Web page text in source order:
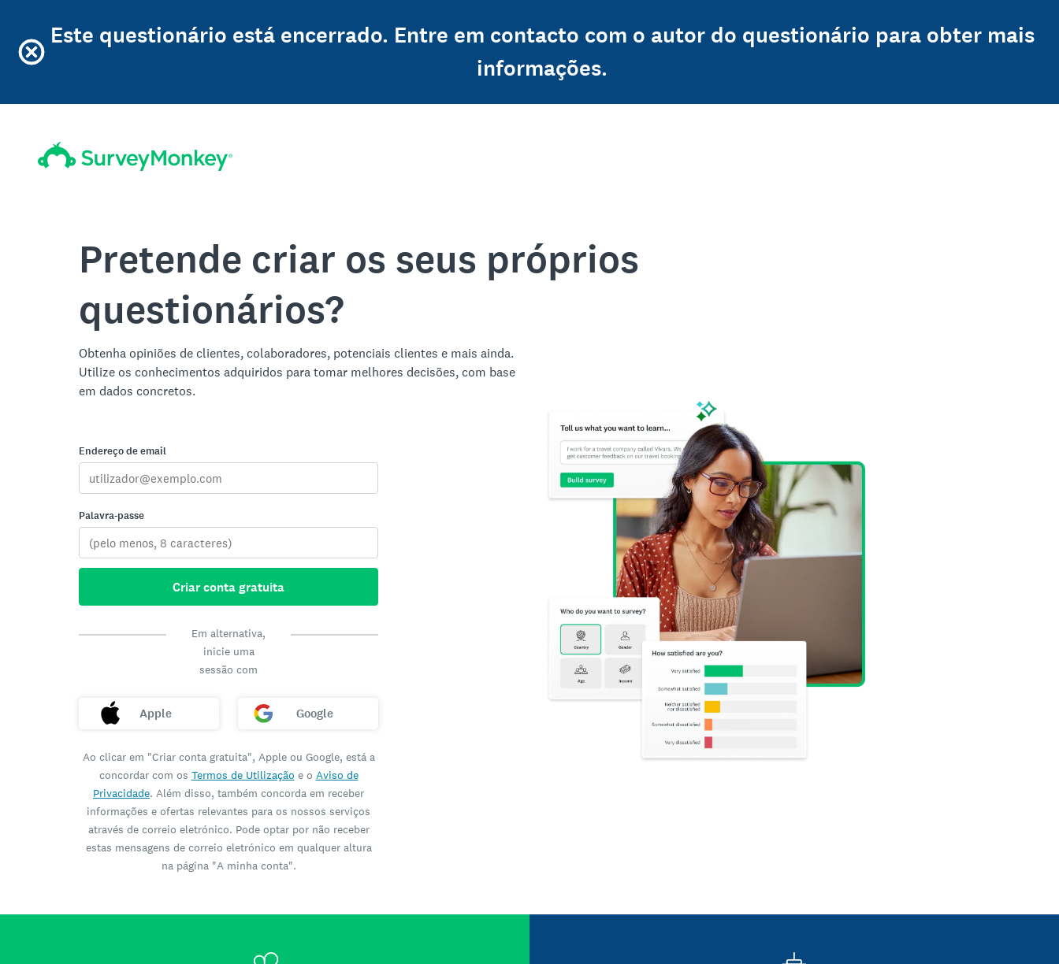
Este questionário está encerrado. Entre em contacto com o autor do questionário para obter mais
informações.
Pretende criar os seus próprios
questionários?
Obtenha opiniões de clientes, colaboradores, potenciais clientes e mais ainda.
Utilize os conhecimentos adquiridos para tomar melhores decisões, com base
em dados concretos.
Endereço de email
Palavra-passe
Criar conta gratuita
Em alternativa,
inicie uma
sessão com
Apple Google
Ao clicar em "Criar conta gratuita", Apple ou Google, está a
concordar com os Termos de Utilização e o Aviso de
Privacidade. Além disso, também concorda em receber
informações e ofertas relevantes para os nossos serviços
através de correio eletrónico. Pode optar por não receber
estas mensagens de correio eletrónico em qualquer altura
na página "A minha conta".